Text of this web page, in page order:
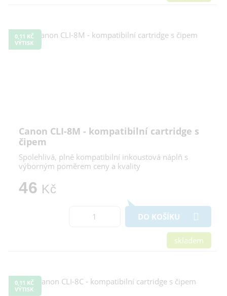
0,11 KČ
VÝTISK
Canon CLI-8M - kompatibilní cartridge s
čipem
Spolehlivá, plně kompatibilní inkoustová náplň s
výborným poměrem ceny a kvality
46 Kč
DO KOŠÍKU
skladem
0,11 KČ
VÝTISK